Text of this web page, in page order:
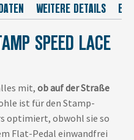
WEITERE DETAILS
SPEED LACE
mit,ob auf der Straße
ist für den Stamp-
optimiert, obwohl sie so
Flat-Pedal einwandfrei